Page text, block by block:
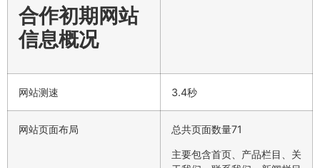
合作初期网站
信息概况
网站测速 3.4秒
网站页面布局 总共页面数量71
主要包含首页、产品栏目、关